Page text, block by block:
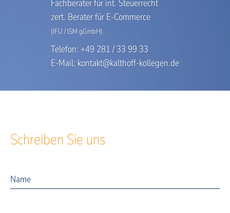
Fachberater für int. Steuerrecht
zert. Berater für E-Commerce
(IFU / ISM gGmbH)
Telefon: +49 281 / 33 99 33
E-Mail: kontakt@kalthoff-kollegen.de
Schreiben Sie uns
Name